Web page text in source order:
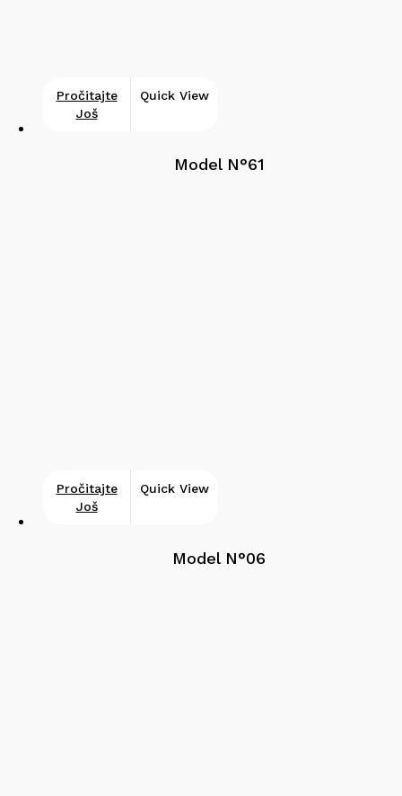
Pročitajte
Još
Quick View
Model N°61
Pročitajte
Još
Quick View
Model N°06